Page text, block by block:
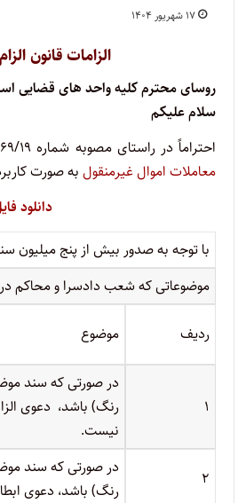
۱۷ شهریور ۱۴۰۴
الزامات قانون
روسای محترم کلیه واحد های قضایی
سلام علیکم
احتراماً در راستای مصوبه شماره ۹۰۰۱/۹۶۹/۱۹ مورخ ۱۴۰۴/۰۵/۲۱ ریاست محترم کل دادگستری استان تهران، الزامات
معاملات اموال غیرمنقول به صورت
دانلود
با توجه به صدور بیش از پنج میلیون
موضوعاتی که شعب دادسرا و
ردیف موضوع
۱
در صورتی که سند
رنگ) باشد، دعوی
نیست.
۲
در صورتی که سند
رنگ) باشد، دعوی